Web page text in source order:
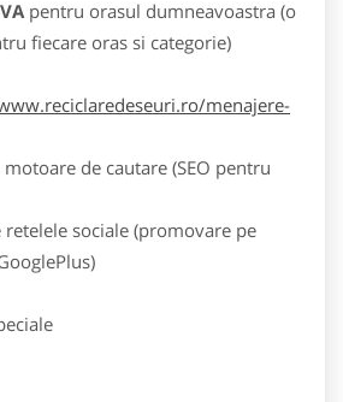
pentru orasul dumneavoastra (o
fiecare oras si categorie)
menajere-
de cautare (SEO pentru
sociale (promovare pe